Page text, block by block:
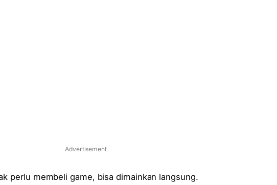
Advertisement
perlu membeli game, bisa dimainkan langsung.